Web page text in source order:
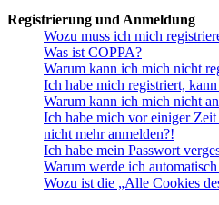
Registrierung und Anmeldung
Wozu muss ich mich
Was ist COPPA?
Warum kann ich mich nicht
Ich habe mich registriert,
Warum kann ich mich nicht
Ich habe mich vor einiger
nicht mehr anmelden?!
Ich habe mein Passwort
Warum werde ich
Wozu ist die „Alle Cookies